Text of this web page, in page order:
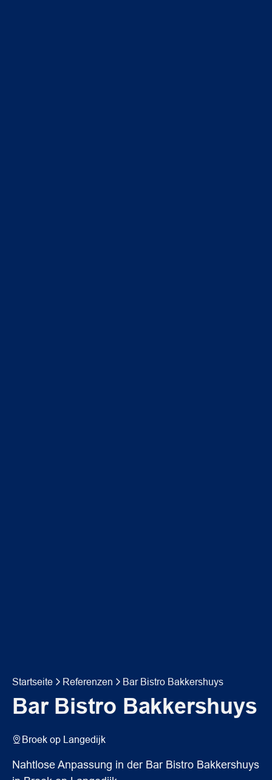
Startseite Referenzen Bar Bistro Bakkershuys
Bar Bistro Bakkershuys
Broek op Langedijk
Nahtlose Anpassung in der Bar Bistro Bakkershuys